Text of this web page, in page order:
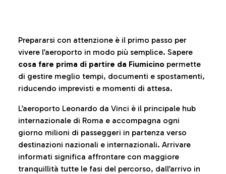
Prepararsi con attenzione è il primo passo per
vivere l’aeroporto in modo più semplice. Sapere
cosa fare prima di partire da Fiumicino permette
di gestire meglio tempi, documenti e spostamenti,
riducendo imprevisti e momenti di attesa.
L’aeroporto Leonardo da Vinci è il principale hub
internazionale di Roma e accompagna ogni
giorno milioni di passeggeri in partenza verso
destinazioni nazionali e internazionali. Arrivare
informati significa affrontare con maggiore
tranquillità tutte le fasi del percorso, dall’arrivo in